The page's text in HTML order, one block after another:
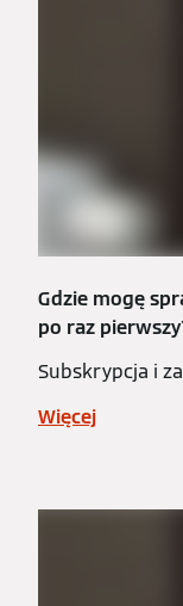
Gdzie mogę
po raz
Subskrypcja i
Więcej